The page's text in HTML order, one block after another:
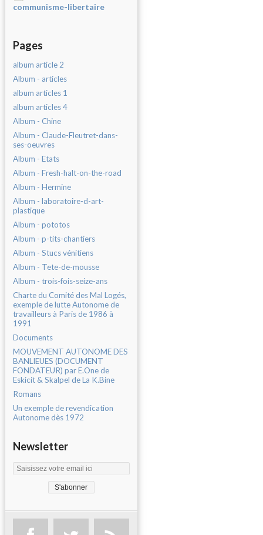
communisme-libertaire
Pages
album article 2
Album - articles
album articles 1
album articles 4
Album - Chine
Album - Claude-Fleutret-dans-
ses-oeuvres
Album - Etats
Album - Fresh-halt-on-the-road
Album - Hermine
Album - laboratoire-d-art-
plastique
Album - pototos
Album - p-tits-chantiers
Album - Stucs vénitiens
Album - Tete-de-mousse
Album - trois-fois-seize-ans
Charte du Comité des Mal Logés,
exemple de lutte Autonome de
travailleurs à Paris de 1986 à
1991
Documents
MOUVEMENT AUTONOME DES
BANLIEUES (DOCUMENT
FONDATEUR) par E.One de
Eskicit & Skalpel de La K.Bine
Romans
Un exemple de revendication
Autonome dès 1972
Newsletter